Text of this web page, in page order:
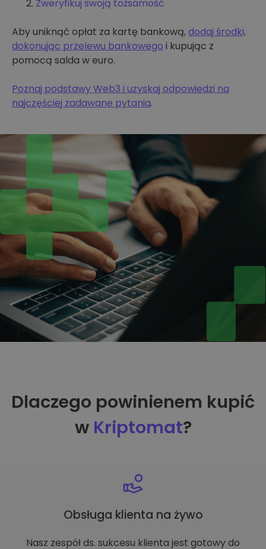
Zweryfikuj swoją tożsamość
Aby uniknąć opłat za kartę bankową,dodaj środki,
dokonując przelewu bankowego i kupując z
pomocą salda w euro.
Poznaj podstawy Web3 i uzyskaj odpowiedzi na
najczęściej zadawane pytania.
Dlaczego powinienem kupić
w Kriptomat?
Obsługa klienta na żywo
Nasz zespół ds. sukcesu klienta jest gotowy do